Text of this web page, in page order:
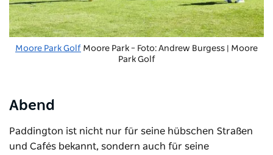
Moore Park Golf Moore Park – Foto: Andrew Burgess | Moore
Park Golf
Abend
Paddington ist nicht nur für seine hübschen Straßen
und Cafés bekannt, sondern auch für seine